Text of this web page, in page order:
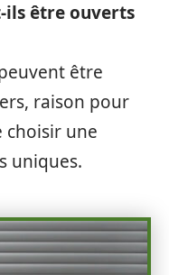
ils être ouverts
être
raison pour
choisir une
uniques.